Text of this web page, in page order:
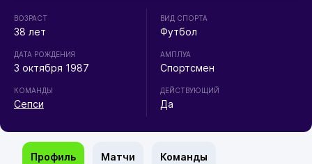
ВОЗРАСТ
38 лет
ДАТА РОЖДЕНИЯ
3 октября 1987
КОМАНДЫ
Сепси
ВИД СПОРТА
Футбол
АМПЛУА
Спортсмен
ДЕЙСТВУЮЩИЙ
Да
Профиль Матчи Команды